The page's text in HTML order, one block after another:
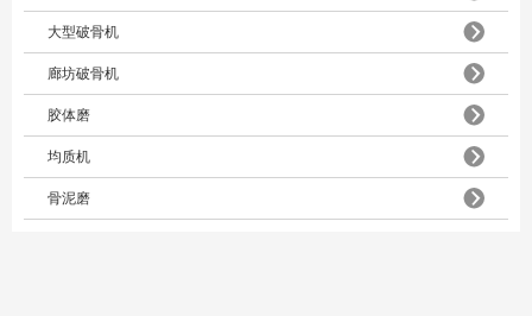
大型破骨机
廊坊破骨机
胶体磨
均质机
骨泥磨